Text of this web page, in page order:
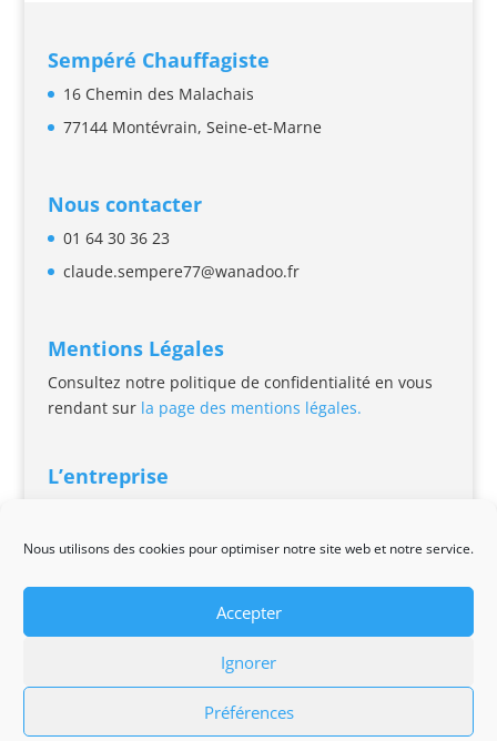
Nous utilisons des cookies pour optimiser notre site web et notre service.
Accepter
Ignorer
Préférences
Sempéré Chauffagiste
16 Chemin des Malachais
77144 Montévrain, Seine-et-Marne
Nous contacter
01 64 30 36 23
claude.sempere77@wanadoo.fr
Mentions Légales
Consultez notre politique de confidentialité en vous
rendant sur la page des mentions légales.
L’entreprise
Design par Conceptuance
Conceptuance Communication